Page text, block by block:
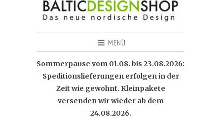
MENÜ
Sommerpause vom 01.08. bis 23.08.2026:
Speditionslieferungen erfolgen in der
Zeit wie gewohnt. Kleinpakete
versenden wir wieder ab dem
24.08.2026.